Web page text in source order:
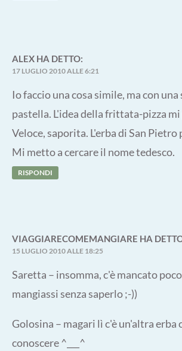
ALEX HA DETTO:
17 LUGLIO 2010 ALLE 6:21
Io faccio una cosa simile, ma con una
pastella. L'idea della frittata-pizza
Veloce, saporita. L'erba di San Pietro
Mi metto a cercare il nome tedesco.
RISPONDI
VIAGGIARECOMEMANGIARE HA
15 LUGLIO 2010 ALLE 18:25
Saretta – insomma, c'è mancato
mangiassi senza saperlo ;-))
Golosina – magari lì c'è un'altra erba
conoscere ^___^